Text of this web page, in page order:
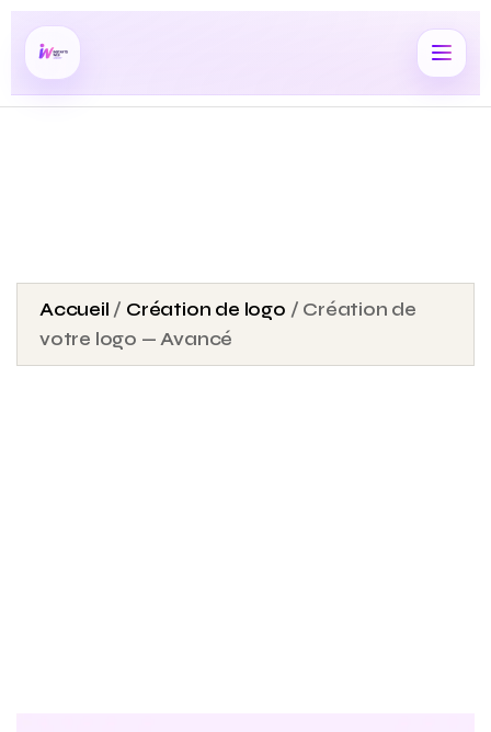
Accueil / Création de logo / Création de
votre logo — Avancé